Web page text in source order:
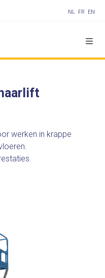
NL FR EN
werken in krappe